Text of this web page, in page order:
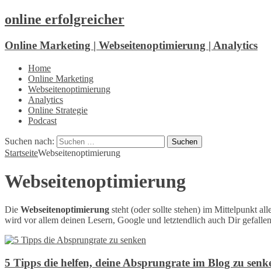
online erfolgreicher
Online Marketing | Webseitenoptimierung | Analytics
Home
Online Marketing
Webseitenoptimierung
Analytics
Online Strategie
Podcast
Suchen nach:
StartseiteWebseitenoptimierung
Webseitenoptimierung
Die Webseitenoptimierung steht (oder sollte stehen) im Mittelpunkt
wird vor allem deinen Lesern, Google und letztendlich auch Dir
5 Tipps die helfen, deine Absprungrate im Blog zu